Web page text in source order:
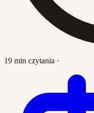
19 min czytania ·